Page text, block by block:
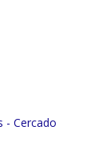
- Cercado